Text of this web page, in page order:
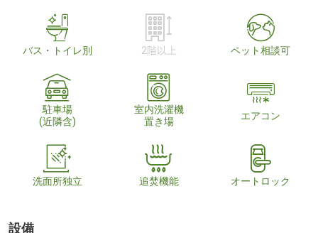
バス・トイレ別 2階以上 ペット相談可
駐車場
(近隣含)
室内洗濯機
置き場
エアコン
洗面所独立 追焚機能 オートロック
設備